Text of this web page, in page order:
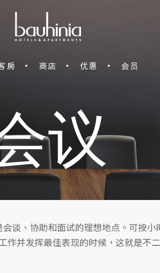
房 商店 优惠 会员
议
谈、协助和面试的理想地点。可按
作并发挥最佳表现的时候，这就是不